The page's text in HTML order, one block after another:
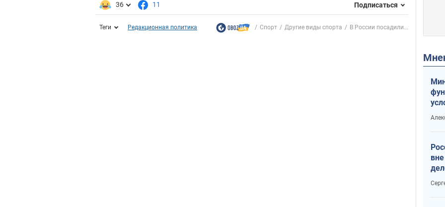
36 11 Подписаться
Теги Редакционная политика Спорт Другие виды спорта В России посадили...